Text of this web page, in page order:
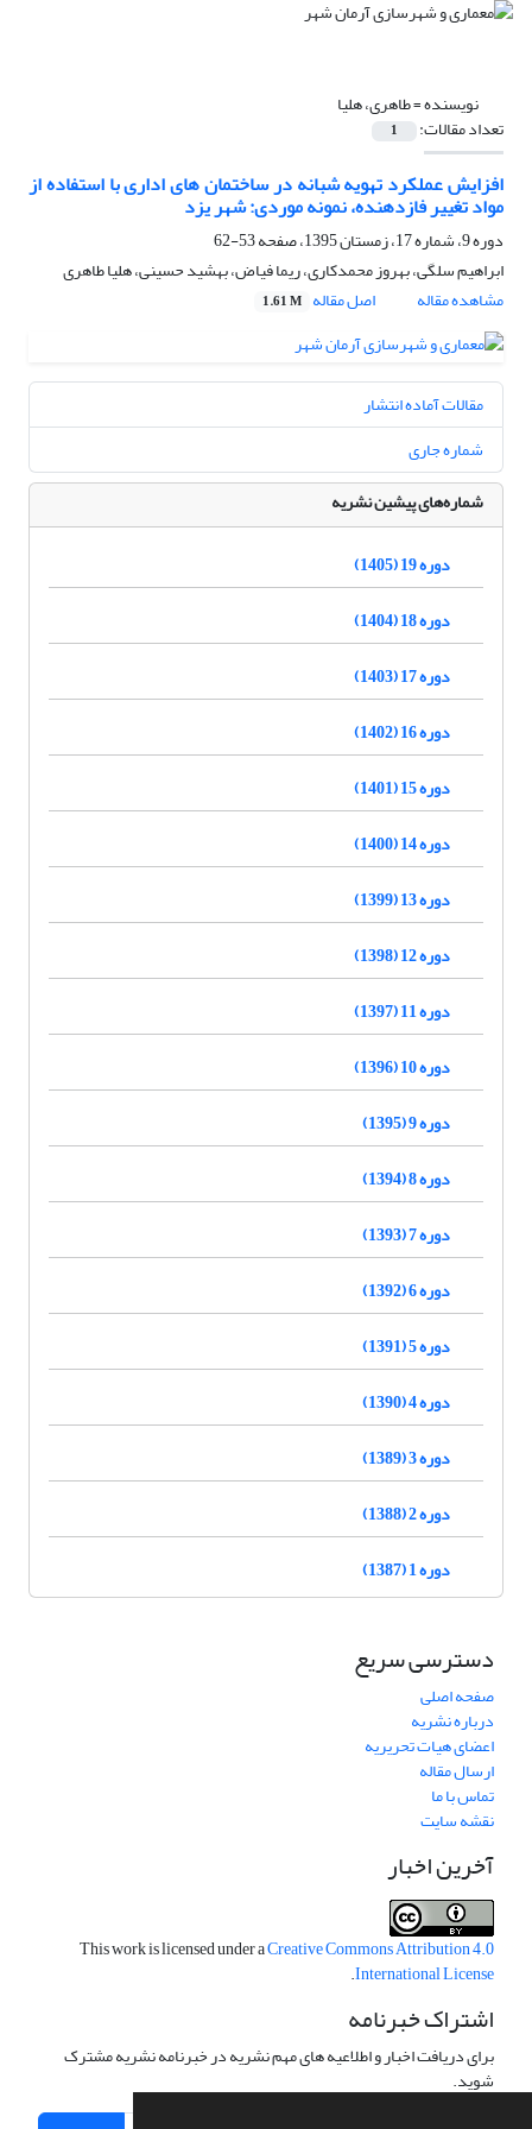
نویسنده =طاهری، هلیا
تعداد مقالات: 1
افزایش عملکرد تهویه شبانه در ساختمان های اداری با استفاده از
مواد تغییر فازدهنده، نمونه موردی: شهر یزد
دوره 9، شماره 17، زمستان 1395، صفحه
53-62
ابراهیم سلگی، بهروز محمدکاری، ریما فیاض، بهشید حسینی، هلیا طاهری
مشاهده مقاله
اصل مقاله 1.61 M
مقالات آماده انتشار
شماره جاری
شماره‌های پیشین نشریه
دوره 19 (1405)
دوره 18 (1404)
دوره 17 (1403)
دوره 16 (1402)
دوره 15 (1401)
دوره 14 (1400)
دوره 13 (1399)
دوره 12 (1398)
دوره 11 (1397)
دوره 10 (1396)
دوره 9 (1395)
دوره 8 (1394)
دوره 7 (1393)
دوره 6 (1392)
دوره 5 (1391)
دوره 4 (1390)
دوره 3 (1389)
دوره 2 (1388)
دوره 1 (1387)
دسترسی سریع
صفحه اصلی
درباره نشریه
اعضای هیات تحریریه
ارسال مقاله
تماس با ما
نقشه سایت
آخرین اخبار
This work is licensed under aCreative Commons Attribution 4.0
International License
.
اشتراک خبرنامه
برای دریافت اخبار و اطلاعیه های مهم نشریه در خبرنامه نشریه مشترک
شوید.